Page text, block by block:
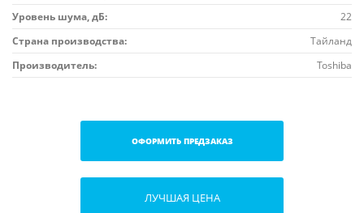
Уровень шума, дБ:
22
Страна производства:
Тайланд
Производитель:
Toshiba
ОФОРМИТЬ ПРЕДЗАКАЗ
ЛУЧШАЯ ЦЕНА